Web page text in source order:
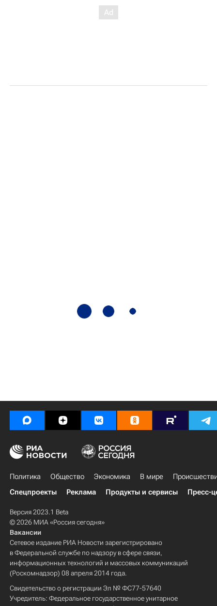
Политика Общество Экономика В мире
Спецпроекты
Реклама Продукты и сервисы Пресс-
Версия 2023.1 Beta
© 2026 МИА «Россия сегодня»
Вакансии
Сетевое издание РИА Новости зарегистрировано
в Федеральной службе по надзору в сфере связи,
информационных технологий и массовых коммуникаций
(Роскомнадзор) 08 апреля 2014 года.
Свидетельство о регистрации Эл № ФС77-57640
Учредитель: Федеральное государственное унитарное